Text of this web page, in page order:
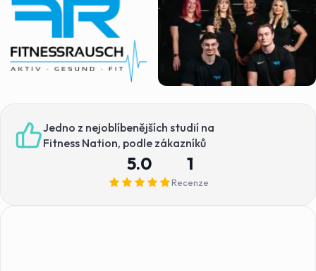
Jedno z nejoblíbenějších studií na
Fitness Nation, podle zákazníků
5.0 1
Recenze